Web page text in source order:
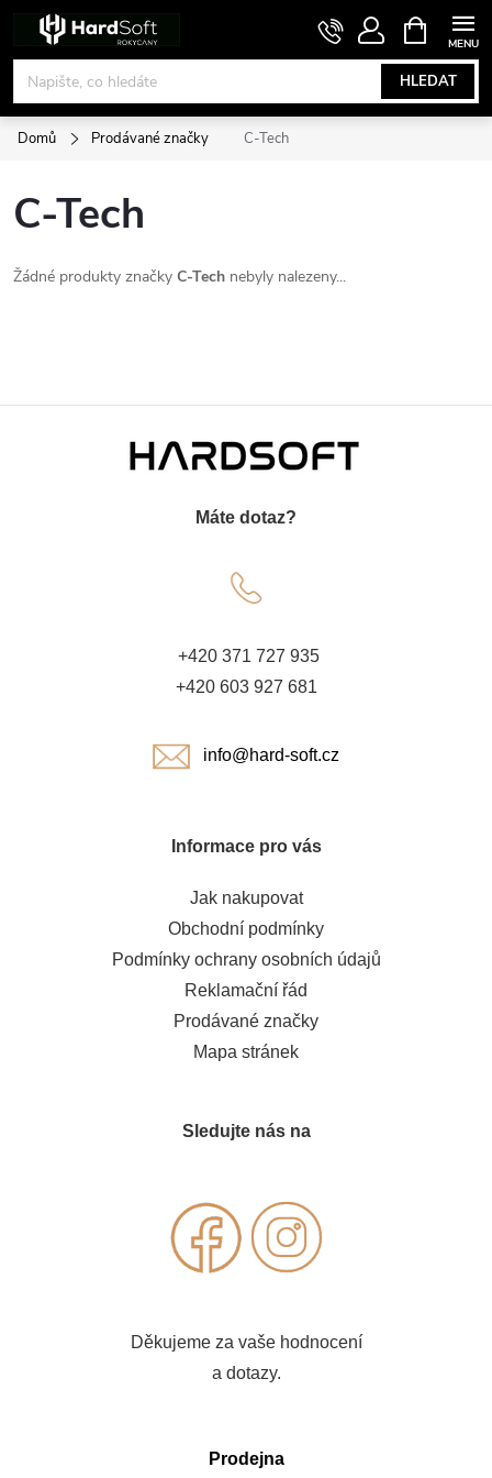
obsah
HLEDAT
NÁKUPNÍ
KOŠÍK
Domů Prodávané značky C-Tech
C-Tech
Žádné produkty značky C-Tech nebyly nalezeny...
Máte dotaz?
+420 371 727 935
+420 603 927 681
info@hard-soft.cz
Informace pro vás
Jak nakupovat
Obchodní podmínky
Podmínky ochrany osobních údajů
Reklamační řád
Prodávané značky
Mapa stránek
Sledujte nás na
Děkujeme za vaše hodnocení
a dotazy.
Prodejna